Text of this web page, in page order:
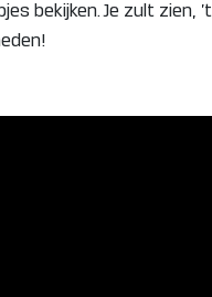
bekijken. Je zult zien,